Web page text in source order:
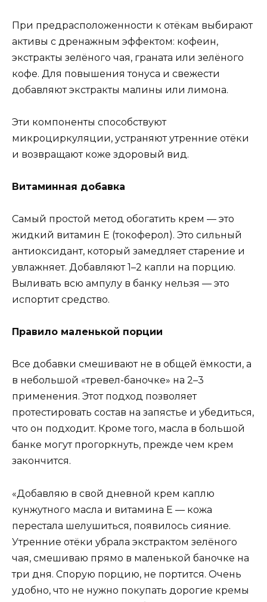
При предрасположенности к отёкам выбирают
активы с дренажным эффектом: кофеин,
экстракты зелёного чая, граната или зелёного
кофе. Для повышения тонуса и свежести
добавляют экстракты малины или лимона.
Эти компоненты способствуют
микроциркуляции, устраняют утренние отёки
и возвращают коже здоровый вид.
Витаминная добавка
Самый простой метод обогатить крем — это
жидкий витамин Е (токоферол). Это сильный
антиоксидант, который замедляет старение и
увлажняет. Добавляют 1–2 капли на порцию.
Выливать всю ампулу в банку нельзя — это
испортит средство.
Правило маленькой порции
Все добавки смешивают не в общей ёмкости, а
в небольшой «тревел-баночке» на 2–3
применения. Этот подход позволяет
протестировать состав на запястье и убедиться,
что он подходит. Кроме того, масла в большой
банке могут прогоркнуть, прежде чем крем
закончится.
«Добавляю в свой дневной крем каплю
кунжутного масла и витамина Е — кожа
перестала шелушиться, появилось сияние.
Утренние отёки убрала экстрактом зелёного
чая, смешиваю прямо в маленькой баночке на
три дня. Спорую порцию, не портится. Очень
удобно, что не нужно покупать дорогие кремы